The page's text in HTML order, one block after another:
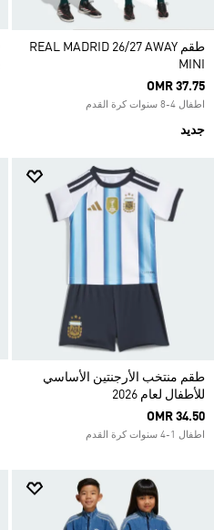
طقم REAL MADRID 26/27 AWAY
MINI
OMR 37.75
اطفال 4-8 سنوات كرة القدم
جديد
طقم منتخب الأرجنتين الأساسي
للأطفال لعام 2026
OMR 34.50
اطفال 1-4 سنوات كرة القدم